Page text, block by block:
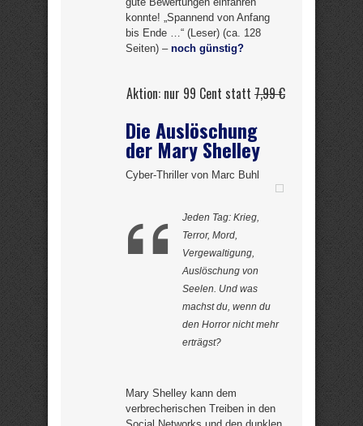
konnte! „Spannend von Anfang
bis Ende …“ (Leser) (ca. 128
Seiten) – noch günstig?
Aktion: nur 99 Cent statt 7,99 €
Die Auslöschung
der Mary Shelley
Cyber-Thriller von Marc Buhl
Jeden Tag: Krieg,
Terror, Mord,
Vergewaltigung,
Auslöschung von
Seelen. Und was
machst du, wenn du
den Horror nicht mehr
erträgst?
Mary Shelley kann dem
verbrecherischen Treiben in den